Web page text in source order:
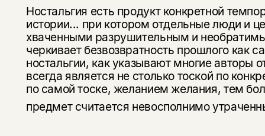
Ностальгия есть продукт конкретной
истории... при котором отдельные люди и
хваченными разрушительным и
черкивает безвозвратность прошлого как
ностальгии, как указывают многие
всегда является не столько тоской по
по самой тоске, желанием желания, тем
предмет считается невосполнимо